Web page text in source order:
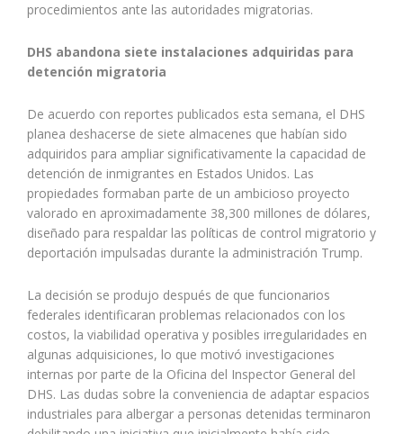
procedimientos ante las autoridades migratorias.
DHS abandona siete instalaciones adquiridas para
detención migratoria
De acuerdo con reportes publicados esta semana, el DHS
planea deshacerse de siete almacenes que habían sido
adquiridos para ampliar significativamente la capacidad de
detención de inmigrantes en Estados Unidos. Las
propiedades formaban parte de un ambicioso proyecto
valorado en aproximadamente 38,300 millones de dólares,
diseñado para respaldar las políticas de control migratorio y
deportación impulsadas durante la administración Trump.
La decisión se produjo después de que funcionarios
federales identificaran problemas relacionados con los
costos, la viabilidad operativa y posibles irregularidades en
algunas adquisiciones, lo que motivó investigaciones
internas por parte de la Oficina del Inspector General del
DHS. Las dudas sobre la conveniencia de adaptar espacios
industriales para albergar a personas detenidas terminaron